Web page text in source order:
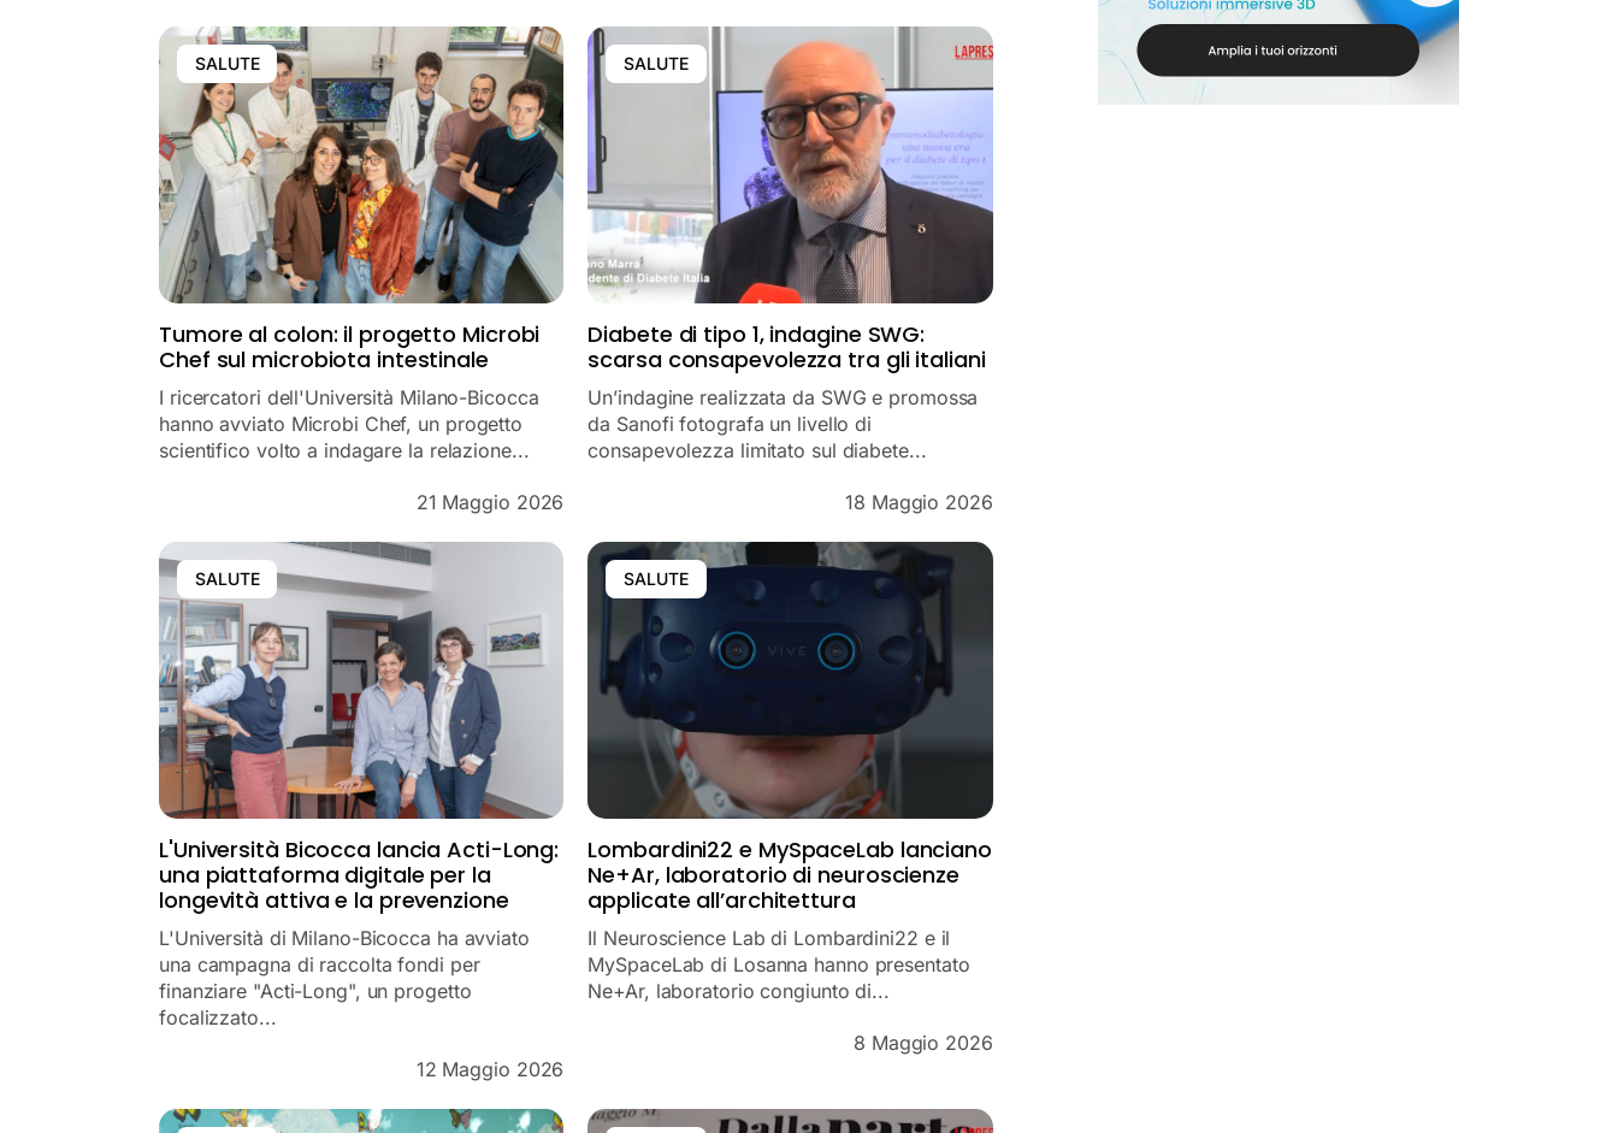
SALUTE
Tumore al colon: il progetto Microbi
Chef sul microbiota intestinale
I ricercatori dell'Università Milano-Bicocca
hanno avviato Microbi Chef, un progetto
scientifico volto a indagare la relazione...
21 Maggio 2026
SALUTE
Diabete di tipo 1, indagine SWG:
scarsa consapevolezza tra gli italiani
Un’indagine realizzata da SWG e promossa
da Sanofi fotografa un livello di
consapevolezza limitato sul diabete...
18 Maggio 2026
SALUTE
L'Università Bicocca lancia Acti-Long:
una piattaforma digitale per la
longevità attiva e la prevenzione
L'Università di Milano-Bicocca ha avviato
una campagna di raccolta fondi per
finanziare "Acti-Long", un progetto
focalizzato...
12 Maggio 2026
SALUTE
Lombardini22 e MySpaceLab lanciano
Ne+Ar, laboratorio di neuroscienze
applicate all’architettura
Il Neuroscience Lab di Lombardini22 e il
MySpaceLab di Losanna hanno presentato
Ne+Ar, laboratorio congiunto di...
8 Maggio 2026